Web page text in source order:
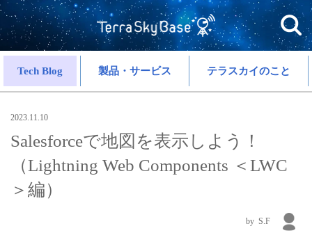
Tech Blog 製品・サービス テラスカイのこと
2023.11.10
Salesforceで地図を表示しよう！
（Lightning Web Components ＜LWC
＞編）
S.F